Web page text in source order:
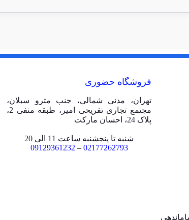
فروشگاه حضوری
تهران، مدنی شمالی، جنب مترو سبلان،
مجتمع تجاری تفریحی امیر، طبقه منفی 2،
پلاک 24، احسان مارکت
شنبه تا پنجشنبه ساعت 11 الی 20
02177262793
–
09129361232